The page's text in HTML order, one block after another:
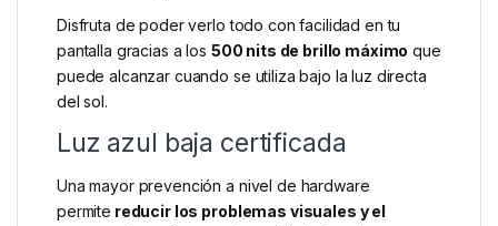
Disfruta de poder verlo todo con facilidad en tu
pantalla gracias a los 500 nits de brillo máximo que
puede alcanzar cuando se utiliza bajo la luz directa
del sol.
Luz azul baja certificada
Una mayor prevención a nivel de hardware
permite reducir los problemas visuales y el